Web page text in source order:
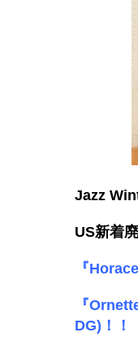
Jazz
US新着
『
『
DG)！！